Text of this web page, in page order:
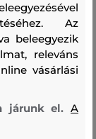
40 990 Ft
28 690 Ft
Az
beleegyezik
releváns
vásárlási
járunk el.A